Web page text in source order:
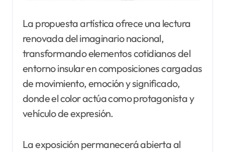
La propuesta artística ofrece una lectura
renovada del imaginario nacional,
transformando elementos cotidianos del
entorno insular en composiciones cargadas
de movimiento, emoción y significado,
donde el color actúa como protagonista y
vehículo de expresión.
La exposición permanecerá abierta al